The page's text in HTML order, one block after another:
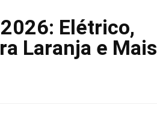
Elétrico,
Laranja e Mais